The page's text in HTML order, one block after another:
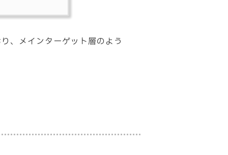
、メインターゲット層のよう